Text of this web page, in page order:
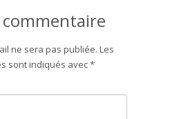
commentaire
ne sera pas publiée. Les
sont indiqués avec*